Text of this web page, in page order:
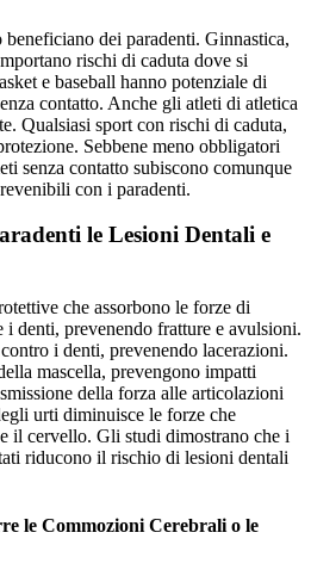
dei paradenti. Ginnastica,
rischi di caduta dove si
e baseball hanno potenziale di
contatto. Anche gli atleti di atletica
Qualsiasi sport con rischi di caduta,
Sebbene meno obbligatori
senza contatto subiscono comunque
con i paradenti.
le Lesioni Dentali e
che assorbono le forze di
denti, prevenendo fratture e avulsioni.
i denti, prevenendo lacerazioni.
mascella, prevengono impatti
della forza alle articolazioni
urti diminuisce le forze che
il cervello. Gli studi dimostrano che i
riducono il rischio di lesioni dentali
le Commozioni Cerebrali o le